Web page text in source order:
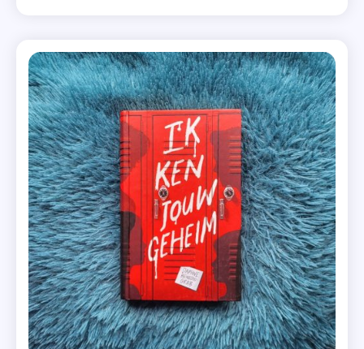
Politie
Niet
Betreden
,
Recensie-
Exemplaar
,
Uitgeverij
De
Fontein
,
Vier
Sterren